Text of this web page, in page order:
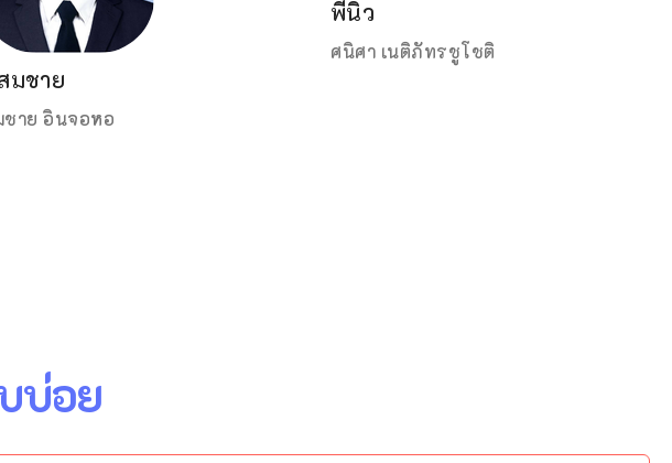
มชาย
ชาย อินจอหอ
พี่โอ๋
มชาย
ชาย อินจอหอ
พี่นิว
ศนิศา เนติภัทรชูโชติ
บ่อย